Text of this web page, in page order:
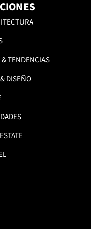
TENDENCIAS
DISEÑO